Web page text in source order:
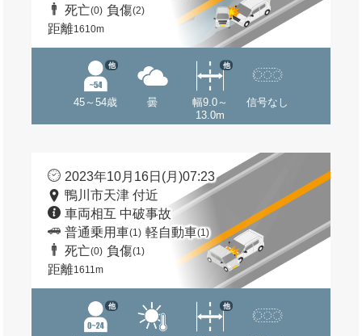
死亡(0) 負傷(2)
距離1610m
45～54歳
他
曇
幅9.0～
13.0m
他
信号なし
2023年10月16日(月)07:23
鴨川市天津 付近
車両相互 中破事故
普通乗用車(1) 軽自動車(1)
死亡(0) 負傷(1)
距離1611m
他 他